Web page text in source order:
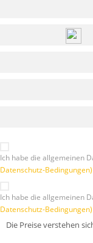
Ich habe die allgemeinen
Datenschutz-Bedingungen)
Ich habe die allgemeinen
Datenschutz-Bedingungen)
Die Preise verstehen